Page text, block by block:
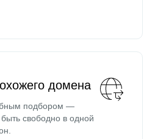
домена
подбором —
свободно в одной